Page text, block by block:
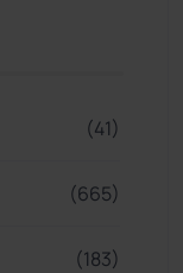
(41)
(665)
(183)